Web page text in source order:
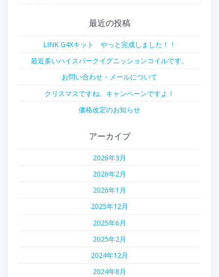
最近の投稿
LINK G4Xキット やっと完成しました！！
最近多いハイスパークイグニッションコイルです。
お問い合わせ・メールについて
クリスマスですね。キャンペーンですよ！
価格改定のお知らせ
アーカイブ
2026年3月
2026年2月
2026年1月
2025年12月
2025年6月
2025年2月
2024年12月
2024年8月